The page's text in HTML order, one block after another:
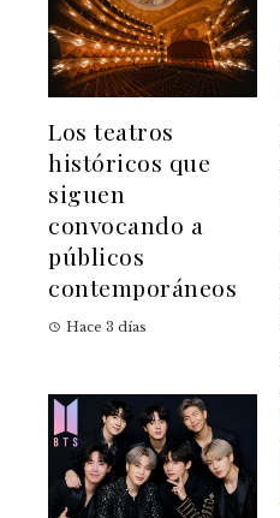
Los teatros
históricos que
siguen
convocando a
públicos
contemporáneos
Hace 3 días